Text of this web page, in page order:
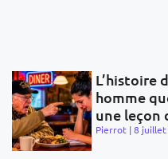
L’histoire
homme
une leçon
Pierrot 8 juillet